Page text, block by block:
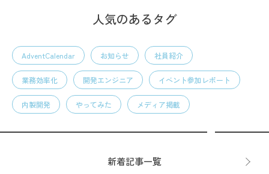
人気のあるタグ
AdventCalendar お知らせ 社員紹介
業務効率化 開発エンジニア イベント参加レポート
内製開発 やってみた メディア掲載
新着記事一覧